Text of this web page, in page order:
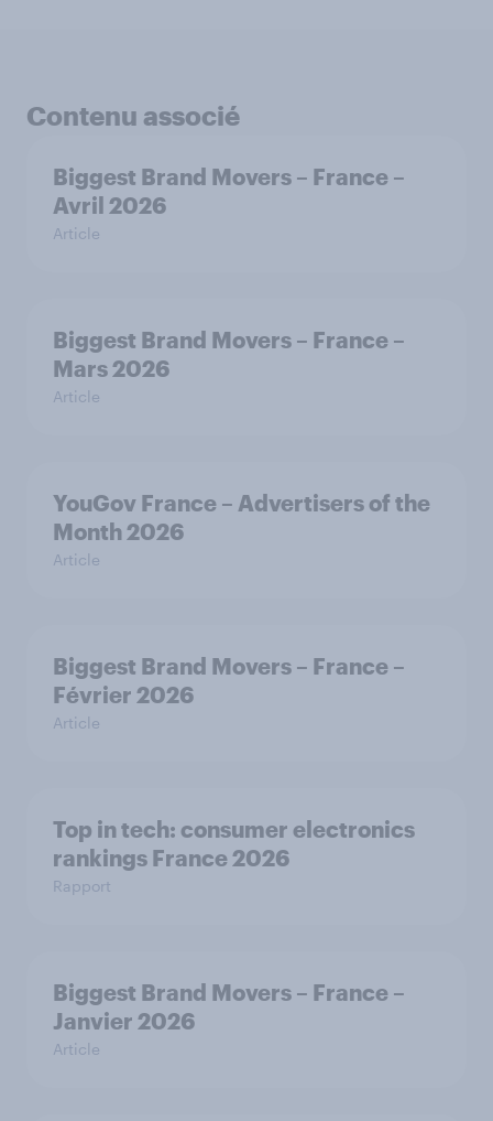
Contenu associé
Biggest Brand Movers – France –
Avril 2026
Article
Biggest Brand Movers – France –
Mars 2026
Article
YouGov France – Advertisers of the
Month 2026
Article
Biggest Brand Movers – France –
Février 2026
Article
Top in tech: consumer electronics
rankings France 2026
Rapport
Biggest Brand Movers – France –
Janvier 2026
Article